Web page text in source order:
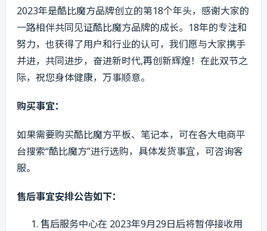
2023年是酷比魔方品牌创立的第18个年头，感谢大家的
一路相伴共同见证酷比魔方品牌的成长。18年的专注和
努力，也获得了用户和行业的认可，我们愿与大家携手
并进，共同进步，奋进新时代,再创新辉煌！在此双节之
际，祝您身体健康，万事顺意。
购买事宜：
如果需要购买酷比魔方平板、笔记本，可在各大电商平
台搜索“酷比魔方”进行选购，具体发货事宜，可咨询客
服。
售后事宜安排公告如下：
售后服务中心在 2023年9月29日后将暂停接收用